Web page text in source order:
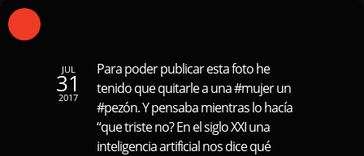
JUL
31
2017
Para poder publicar esta foto he
tenido que quitarle a una #mujer un
#pezón. Y pensaba mientras lo hacía
“que triste no? En el siglo XXI una
inteligencia artificial nos dice qué